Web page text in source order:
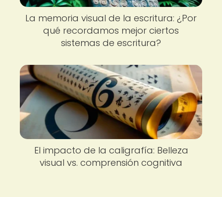
La memoria visual de la escritura: ¿Por
qué recordamos mejor ciertos
sistemas de escritura?
El impacto de la caligrafía: Belleza
visual vs. comprensión cognitiva